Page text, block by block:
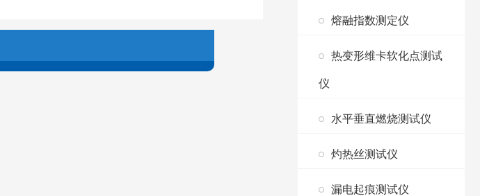
熔融指数测定仪
热变形维卡软化点测试
仪
水平垂直燃烧测试仪
灼热丝测试仪
漏电起痕测试仪